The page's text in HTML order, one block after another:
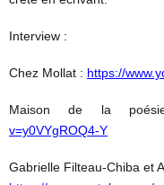
Interview :
Chez Mollat : https://
Maison de la
v=y0VYgROQ4-Y
Gabrielle Filteau-Chiba et